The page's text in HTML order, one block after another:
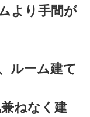
より手間が
ルーム建て
ねなく建